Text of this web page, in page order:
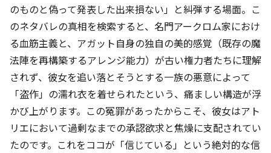
のものと偽って発表した出来損ない」と糾弾する場面。こ
のネタバレの真相を検索すると、名門アークロム家におけ
る血筋主義と、アガット自身の独自の美的感覚（既存の魔
法陣を再構築するアレンジ能力）が古い権力者たちに理解
されず、彼女を追い落とそうとする一族の悪意によって
「盗作」の濡れ衣を着せられたという、痛ましい構造が浮
かび上がります。この冤罪があったからこそ、彼女はアト
リエにおいて過剰なまでの承認欲求と焦燥に支配されてい
たのです。これをココが「信じている」という絶対的な信